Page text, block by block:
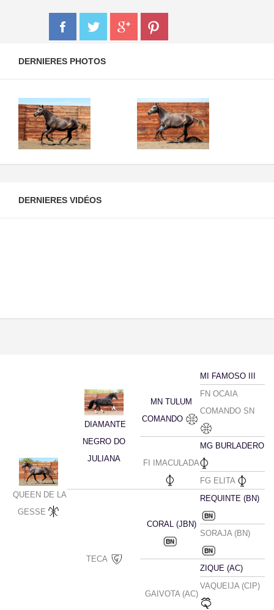
DERNIERES PHOTOS
DERNIERES VIDÉOS
QUEEN DE LA
GESSE
DIAMANTE
NEGRO DO
JULIANA
MN TULUM
COMANDO
MI FAMOSO III
FN OCAIA
COMANDO SN
FI IMACULADA
MG BURLADERO
FG ELITA
TECA
CORAL (JBN)
REQUINTE (BN)
SORAJA (BN)
GAIVOTA (AC)
ZIQUE (AC)
VAQUEIJA (CIP)